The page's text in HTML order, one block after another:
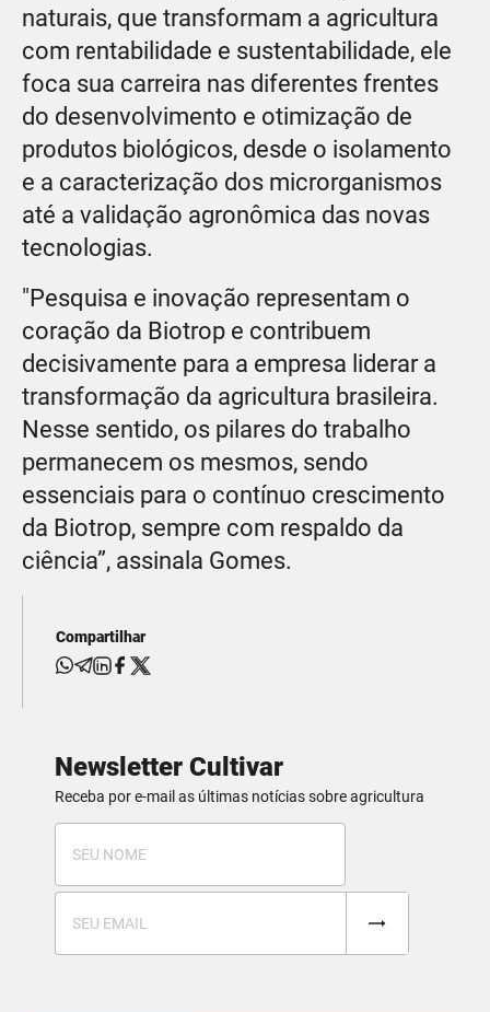
naturais, que transformam a agricultura
com rentabilidade e sustentabilidade, ele
foca sua carreira nas diferentes frentes
do desenvolvimento e otimização de
produtos biológicos, desde o isolamento
e a caracterização dos microrganismos
até a validação agronômica das novas
tecnologias.
"Pesquisa e inovação representam o
coração da Biotrop e contribuem
decisivamente para a empresa liderar a
transformação da agricultura brasileira.
Nesse sentido, os pilares do trabalho
permanecem os mesmos, sendo
essenciais para o contínuo crescimento
da Biotrop, sempre com respaldo da
ciência”, assinala Gomes.
Compartilhar
Newsletter Cultivar
Receba por e-mail as últimas notícias sobre agricultura